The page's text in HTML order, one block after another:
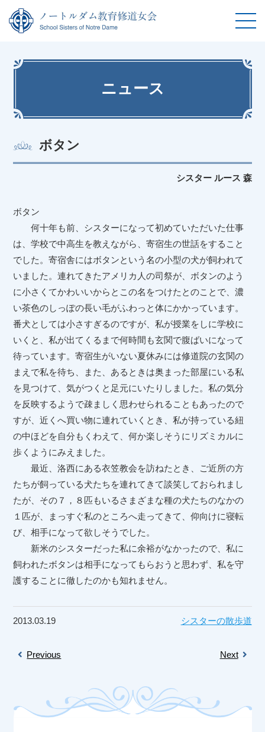
ニュース
ボタン
シスター ルース 森
ボタン
何十年も前、シスターになって初めていただいた仕事
は、学校で中高生を教えながら、寄宿生の世話をすること
でした。寄宿舎にはボタンという名の小型の犬が飼われて
いました。連れてきたアメリカ人の司祭が、ボタンのよう
に小さくてかわいいからとこの名をつけたとのことで、濃
い茶色のしっぽの長い毛がふわっと体にかかっています。
番犬としては小さすぎるのですが、私が授業をしに学校に
いくと、私が出てくるまで何時間も玄関で腹ばいになって
待っています。寄宿生がいない夏休みには修道院の玄関の
まえで私を待ち、また、あるときは奥まった部屋にいる私
を見つけて、気がつくと足元にいたりしました。私の気分
を反映するようで疎ましく思わせられることもあったので
すが、近くへ買い物に連れていくとき、私が持っている紐
の中ほどを自分もくわえて、何か楽しそうにリズミカルに
歩くようにみえました。
最近、洛西にある衣笠教会を訪ねたとき、ご近所の方
たちが飼っている犬たちを連れてきて談笑しておられまし
たが、その７，８匹もいるさまざまな種の犬たちのなかの
１匹が、まっすぐ私のところへ走ってきて、仰向けに寝転
び、相手になって欲しそうでした。
新米のシスターだった私に余裕がなかったので、私に
飼われたボタンは相手になってもらおうと思わず、私を守
護することに徹したのかも知れません。
2013.03.19 シスターの散歩道
Previous Next